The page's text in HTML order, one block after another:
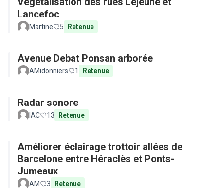
Lancefoc
Martine 5 Retenue
Avenue Debat Ponsan arborée
AMidonniers 1 Retenue
Radar sonore
IAC 13 Retenue
Améliorer éclairage trottoir allées de
Barcelone entre Héraclès et Ponts-
Jumeaux
AM 3 Retenue